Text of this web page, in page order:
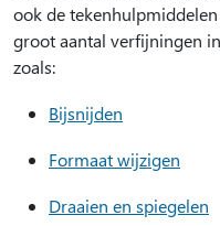
ook de
groot aantal verfijningen
zoals:
Bijsnijden
Formaat wijzigen
Draaien en spiegelen